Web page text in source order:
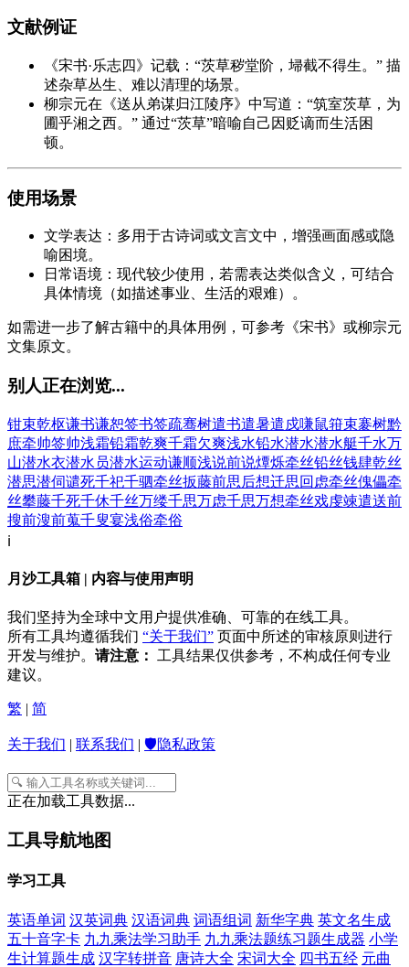
文献例证
《宋书·乐志四》记载：“茨草秽堂阶，埽截不得生。” 描
述杂草丛生、难以清理的场景。
柳宗元在《送从弟谋归江陵序》中写道：“筑室茨草，为
圃乎湘之西。” 通过“茨草”暗喻自己因贬谪而生活困
顿。
使用场景
文学表达：多用于古诗词或文言文中，增强画面感或隐
喻困境。
日常语境：现代较少使用，若需表达类似含义，可结合
具体情境（如描述事业、生活的艰难）。
如需进一步了解古籍中的具体用例，可参考《宋书》或柳宗元
文集原文。
别人正在浏览...
钳束乾枢谦书谦恕签书签疏骞树遣书遣暑遣戍嗛鼠箝束褰树黔
庶牵帅签帅浅霜铅霜乾爽千霜欠爽浅水铅水潜水潜水艇千水万
山潜水衣潜水员潜水运动谦顺浅说前说燂烁牵丝铅丝钱肆乾丝
潜思潜伺谴死千祀千驷牵丝扳藤前思后想迁思回虑牵丝傀儡牵
丝攀藤千死千休千丝万缕千思万虑千思万想牵丝戏虔竦遣送前
搜前溲前蒐千叟宴浅俗牵俗
ℹ️
月沙工具箱 | 内容与使用声明
我们坚持为全球中文用户提供准确、可靠的在线工具。
所有工具均遵循我们 “关于我们” 页面中所述的审核原则进行
开发与维护。 请注意： 工具结果仅供参考，不构成任何专业
建议。
繁 | 简
关于我们 | 联系我们 | 🛡️隐私政策
正在加载工具数据...
工具导航地图
学习工具
英语单词 汉英词典 汉语词典 词语组词 新华字典 英文名生成
五十音字卡 九九乘法学习助手 九九乘法题练习题生成器 小学
生计算题生成 汉字转拼音 唐诗大全 宋词大全 四书五经 元曲